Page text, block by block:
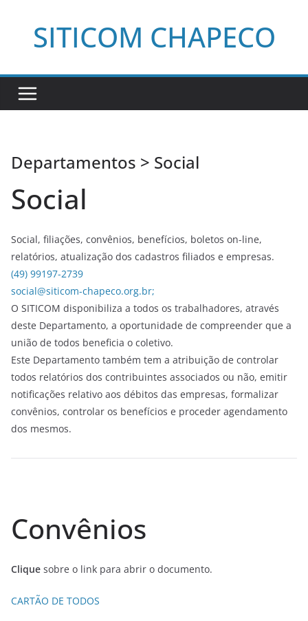
SITICOM CHAPECO
Departamentos > Social
Social
Social, filiações, convênios, benefícios, boletos on-line,
relatórios, atualização dos cadastros filiados e empresas.
(49) 99197-2739
social@siticom-chapeco.org.br;
O SITICOM disponibiliza a todos os trabalhadores, através
deste Departamento, a oportunidade de compreender que a
união de todos beneficia o coletivo.
Este Departamento também tem a atribuição de controlar
todos relatórios dos contribuintes associados ou não, emitir
notificações relativo aos débitos das empresas, formalizar
convênios, controlar os benefícios e proceder agendamento
dos mesmos.
Convênios
Clique sobre o link para abrir o documento.
CARTÃO DE TODOS